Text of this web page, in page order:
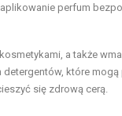
perfum
a także
które
się zdrową cerą.